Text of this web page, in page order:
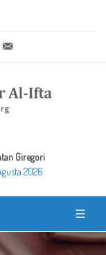
2 25970400
Giregori
2026